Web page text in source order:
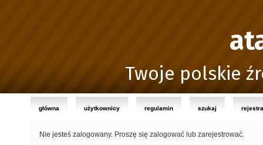
Twoje polskie
główna użytkownicy regulamin szukaj
Nie jesteś zalogowany. Proszę się zalogować lub zarejestrować.